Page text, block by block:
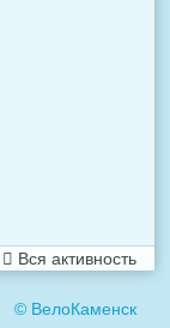
Вся активность
© ВелоКаменск